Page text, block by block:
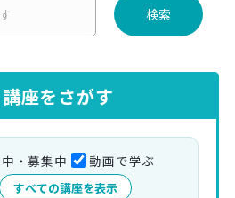
検索
座をさがす
・募集中
動画で学ぶ
すべての講座を表示